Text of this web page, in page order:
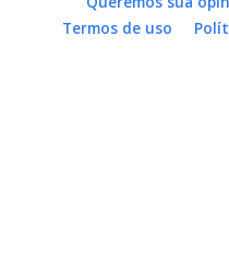
Termos de uso